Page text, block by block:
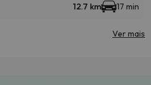
12.7 km 17 min
Ver mais